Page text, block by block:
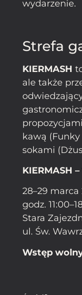
wydarzenie.
Strefa
KIERMASH
ale także
kawą
sokami
KIERMASH
28–29 marca
godz.
Stara
ul. Św.
Wstęp